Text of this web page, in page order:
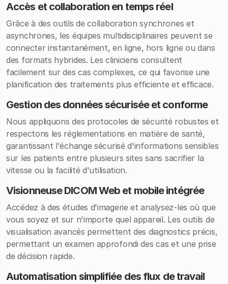
Accès et collaboration en temps réel
Grâce à des outils de collaboration synchrones et
asynchrones, les équipes multidisciplinaires peuvent se
connecter instantanément, en ligne, hors ligne ou dans
des formats hybrides. Les cliniciens consultent
facilement sur des cas complexes, ce qui favorise une
planification des traitements plus efficiente et efficace.
Gestion des données sécurisée et conforme
Nous appliquons des protocoles de sécurité robustes et
respectons les réglementations en matière de santé,
garantissant l'échange sécurisé d'informations sensibles
sur les patients entre plusieurs sites sans sacrifier la
vitesse ou la facilité d'utilisation.
Visionneuse DICOM Web et mobile intégrée
Accédez à des études d'imagerie et analysez-les où que
vous soyez et sur n'importe quel appareil. Les outils de
visualisation avancés permettent des diagnostics précis,
permettant un examen approfondi des cas et une prise
de décision rapide.
Automatisation simplifiée des flux de travail